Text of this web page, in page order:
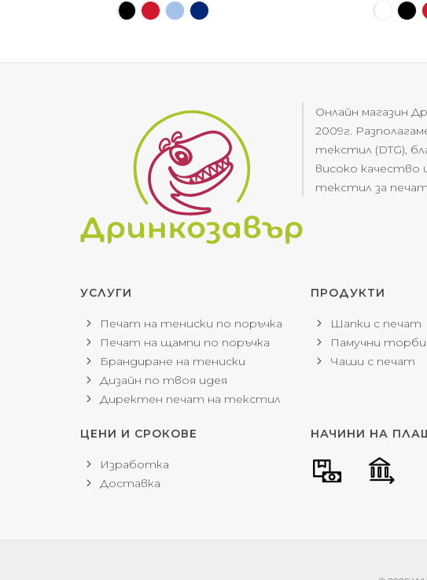
Онлайн магазин
2009г.
текстил (DTG),
високо качество
текстил за
УСЛУГИ
Печат на тениски по поръчка
Печат на щампи по поръчка
Брандиране на тениски
Дизайн по твоя идея
Директен печат на текстил
ПРОДУКТИ
Шапки с печат
Памучни
Чаши с печат
ЦЕНИ И СРОКОВЕ
Изработка
Доставка
НАЧИНИ НА